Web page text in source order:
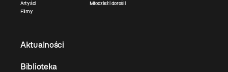
Artyści
Filmy
Młodzież i dorośli
Aktualności
Biblioteka